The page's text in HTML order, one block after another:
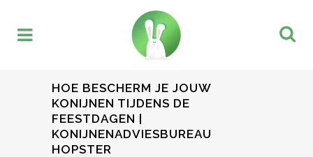
HOE BESCHERM JE JOUW
KONIJNEN TIJDENS DE
FEESTDAGEN |
KONIJNENADVIESBUREAU
HOPSTER